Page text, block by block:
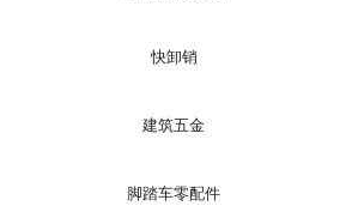
快卸销
建筑五金
脚踏车零配件